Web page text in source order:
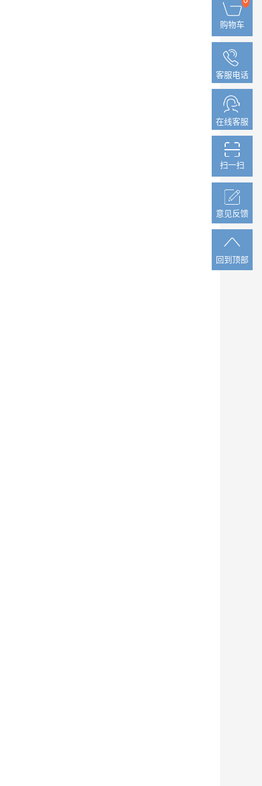
购物车
客服电话
在线客服
扫一扫
意见反馈
回到顶部
购物车
客服电话
在线客服
扫一扫
意见反馈
回到顶部